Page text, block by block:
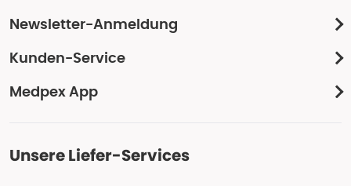
Newsletter-Anmeldung
Kunden-Service
Medpex App
Unsere Liefer-Services